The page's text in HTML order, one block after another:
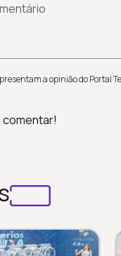
a opinião do Portal
comentar!